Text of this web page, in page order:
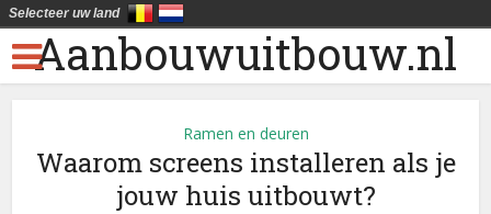
Aanbouwuitbouw.nl
Ramen en deuren
Waarom screens installeren als je
jouw huis uitbouwt?
Selecteer uw land